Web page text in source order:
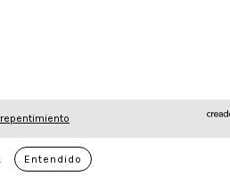
Entendido